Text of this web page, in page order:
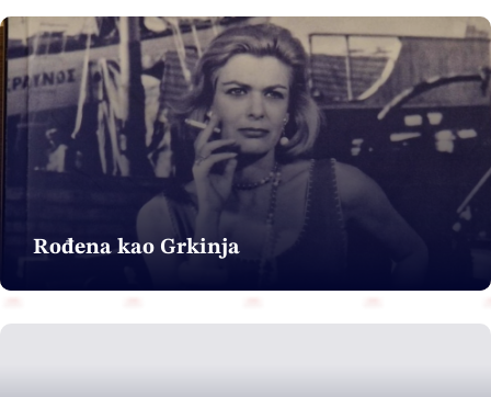
Rođena kao Grkinja